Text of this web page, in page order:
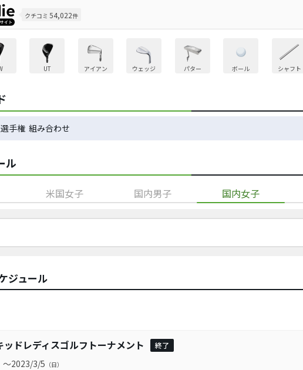
クチコミ 54,022件
UT アイアン ウェッジ パター ボール シャフト
手権 組み合わせ
ル
米国女子 国内男子 国内女子
ジュール
ドレディスゴルフトーナメント 終了
～2023/3/5 （日）